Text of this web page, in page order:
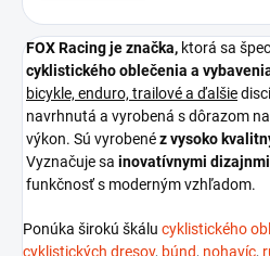
FOX Racing jeznačka, ktorá sa
cyklistického oblečenia a
bicykle, enduro, trailové a ďalšie
navrhnutá a vyrobená s dôrazom
výkon. Sú vyrobenéz vysoko
Vyznačuje sa inovatívnymi dizajnmi
funkčnosť s moderným vzhľadom.
Ponúka širokú škálu cyklistického
cyklistických dresov, búnd, nohavíc,